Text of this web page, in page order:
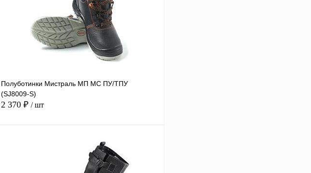
Полуботинки Мистраль МП МС ПУ/ТПУ
(SJ8009-S)
2 370 ₽ / шт
В корзину
Купить в Сравнение